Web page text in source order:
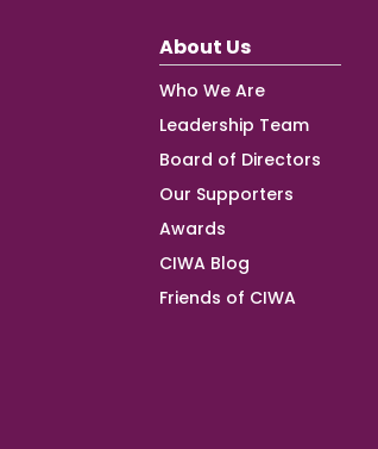
About Us
Who We Are
Leadership Team
Board of Directors
Our Supporters
Awards
CIWA Blog
Friends of CIWA